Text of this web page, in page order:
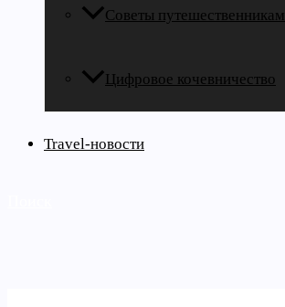
Советы путешественникам
Цифровое кочевничество
Travel-новости